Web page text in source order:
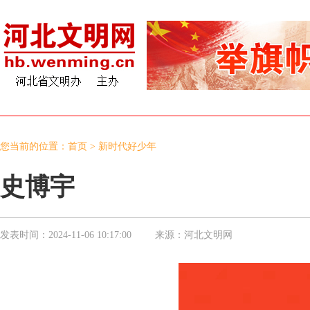
您当前的位置： 首页 > 新时代好少年
史博宇
发表时间： 2024-11-06 10:17:00 来源： 河北文明网